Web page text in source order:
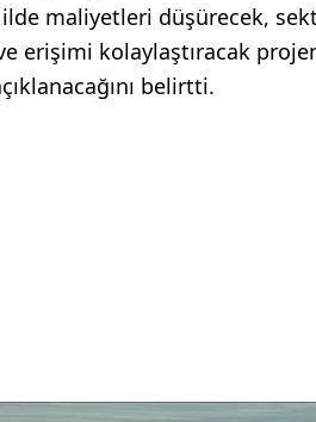
maliyetleri düşürecek,
erişimi kolaylaştıracak
belirtti.